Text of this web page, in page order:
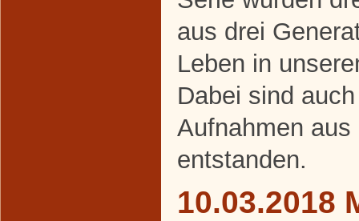
aus drei
Leben in
Dabei sind
Aufnahmen
entstanden.
10.03.2018